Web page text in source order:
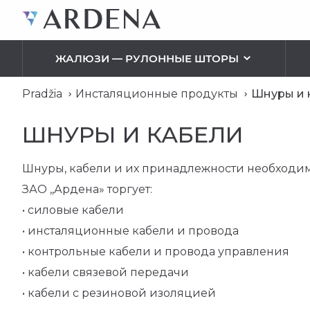
ЖАЛЮЗИ — РУЛОННЫЕ ШТОРЫ
РОЛЬШТОРЫ
Классические рольшторы
Кассетные рольшторы
РИМСКИЕ ШТОРЫ
МОСКИТНАЯ СЕТКА
ОСВЕЩЕНИЕ ИНТЕРЬЕРА
НАРУЖНОЕ ОСВЕЩЕНИЕ
LED ОСВЕЩЕНИЕ
ИНСТАЛЯЦИОННЫЕ ПРИНАДЛЕЖНОСТИ
ВЫКЛЮЧАТЕЛИ, РОЗЕТКИ, УДЛИННИТЕЛИ
ШНУРЫ И КАБЕЛИ
Pradžia Инсталяционные продукты Шнуры и
ШНУРЫ И КАБЕЛИ
Шнуры, кабели и их принадлежности
ЗАО ,,Ардена» торгует:
• силовые кабели
• инсталяционные кабели и провода
• контрольные кабели и провода управления
• кабели связевой передачи
• кабели с резиновой изоляцией